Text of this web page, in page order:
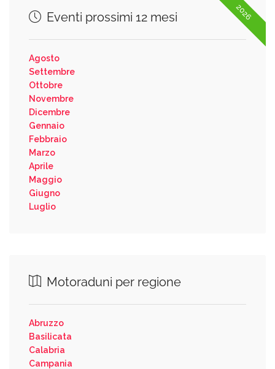
2026
Eventi prossimi 12 mesi
Agosto
Settembre
Ottobre
Novembre
Dicembre
Gennaio
Febbraio
Marzo
Aprile
Maggio
Giugno
Luglio
Motoraduni per regione
Abruzzo
Basilicata
Calabria
Campania